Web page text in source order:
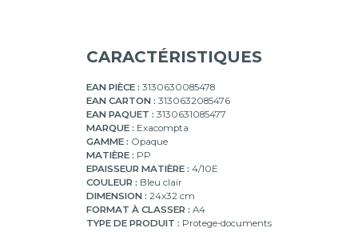
CARACTÉRISTIQUES
EAN PIÈCE : 3130630085478
EAN CARTON : 3130632085476
EAN PAQUET : 3130631085477
MARQUE : Exacompta
GAMME : Opaque
MATIÈRE : PP
EPAISSEUR MATIÈRE : 4/10E
COULEUR : Bleu clair
DIMENSION : 24x32 cm
FORMAT À CLASSER : A4
TYPE DE PRODUIT : Protege-documents